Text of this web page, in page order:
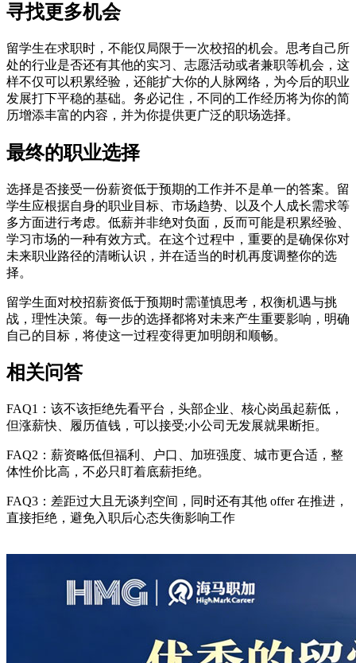
寻找更多机会
留学生在求职时，不能仅局限于一次校招的机会。思考自己所
处的行业是否还有其他的实习、志愿活动或者兼职等机会，这
样不仅可以积累经验，还能扩大你的人脉网络，为今后的职业
发展打下平稳的基础。务必记住，不同的工作经历将为你的简
历增添丰富的内容，并为你提供更广泛的职场选择。
最终的职业选择
选择是否接受一份薪资低于预期的工作并不是单一的答案。留
学生应根据自身的职业目标、市场趋势、以及个人成长需求等
多方面进行考虑。低薪并非绝对负面，反而可能是积累经验、
学习市场的一种有效方式。在这个过程中，重要的是确保你对
未来职业路径的清晰认识，并在适当的时机再度调整你的选
择。
留学生面对校招薪资低于预期时需谨慎思考，权衡机遇与挑
战，理性决策。每一步的选择都将对未来产生重要影响，明确
自己的目标，将使这一过程变得更加明朗和顺畅。
相关问答
FAQ1：该不该拒绝先看平台，头部企业、核心岗虽起薪低，
但涨薪快、履历值钱，可以接受;小公司无发展就果断拒。
FAQ2：薪资略低但福利、户口、加班强度、城市更合适，整
体性价比高，不必只盯着底薪拒绝。
FAQ3：差距过大且无谈判空间，同时还有其他 offer 在推进，
直接拒绝，避免入职后心态失衡影响工作